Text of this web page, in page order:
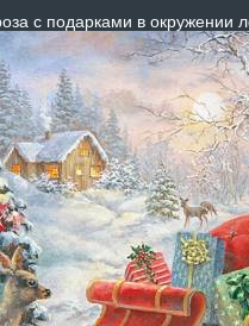
с подарками в окружении